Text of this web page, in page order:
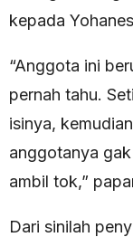
kepada
“Anggota ini
pernah tahu.
isinya,
anggotanya
ambil tok,”
Dari sinilah